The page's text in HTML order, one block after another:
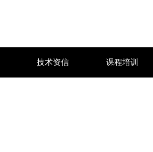
技术资信 课程培训